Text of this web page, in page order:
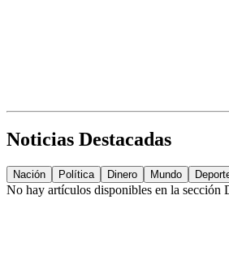
Noticias Destacadas
Nación Política Dinero Mundo
No hay artículos disponibles en la sección